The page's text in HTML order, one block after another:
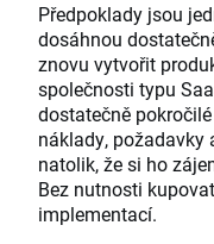
Předpoklady jsou
dosáhnou
znovu vytvořit
společnosti typu
dostatečně
náklady, požadavky
natolik, že si ho
Bez nutnosti
implementací.